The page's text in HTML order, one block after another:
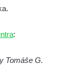
:
Tomáše G.